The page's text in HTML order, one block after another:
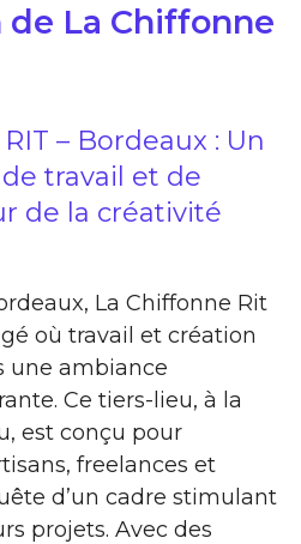
La Chiffonne
– Bordeaux : Un
travail et de
de la créativité
La Chiffonne Rit
où travail et création
une ambiance
Ce tiers-lieu, à la
est conçu pour
freelances et
d’un cadre stimulant
projets. Avec des